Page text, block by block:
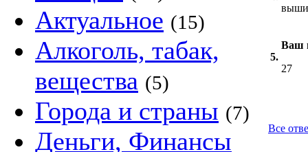
Актуальное (15)
Алкоголь, табак,
вещества (5)
Города и страны (7)
Деньги, Финансы
5.
Ваш
27
Все